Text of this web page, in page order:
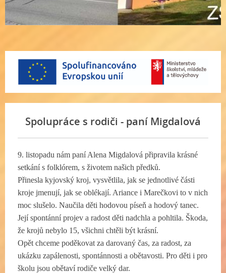
Spolupráce s rodiči - paní Migdalová
9. listopadu nám paní Alena Migdalová připravila krásné
setkání s folklórem, s životem našich předků.
Přinesla kyjovský kroj, vysvětlila, jak se jednotlivé části
kroje jmenují, jak se oblékají. Ariance i Marečkovi to v nich
moc slušelo. Naučila děti hodovou píseň a hodový tanec.
Její spontánní projev a radost děti nadchla a pohltila. Škoda,
že krojů nebylo 15, všichni chtěli být krásní.
Opět chceme poděkovat za darovaný čas, za radost, za
ukázku zapálenosti, spontánnosti a obětavosti. Pro děti i pro
školu jsou obětaví rodiče velký dar.